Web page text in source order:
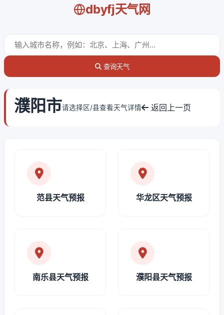
dbyfj天气网
查询天气
濮阳市请选择区/县查看天气详情 返回上一页
范县天气预报 华龙区天气预报
南乐县天气预报 濮阳县天气预报